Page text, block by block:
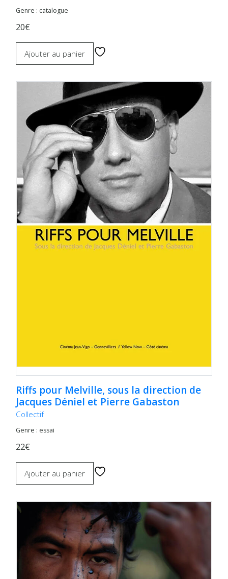
Genre : catalogue
20€
Ajouter au panier
Riffs pour Melville, sous la direction de
Jacques Déniel et Pierre Gabaston
Collectif
Genre : essai
22€
Ajouter au panier